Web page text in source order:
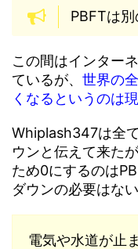
PBFTは
この間はインター
ているが、 世界の
くなるというのは
Whiplash347は全
ウンと伝えて来た
ため0にするのは
ダウンの必要はない
電気や水道が止